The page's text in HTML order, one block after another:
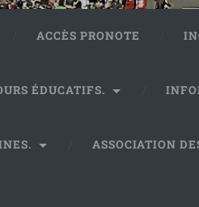
ACCÈS PRONOTE
ÉDUCATIFS.
ASSOCIATION